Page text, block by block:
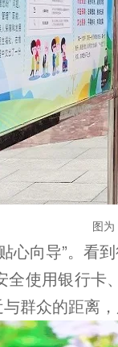
图
心向导”。看
使用银行
群众的距离